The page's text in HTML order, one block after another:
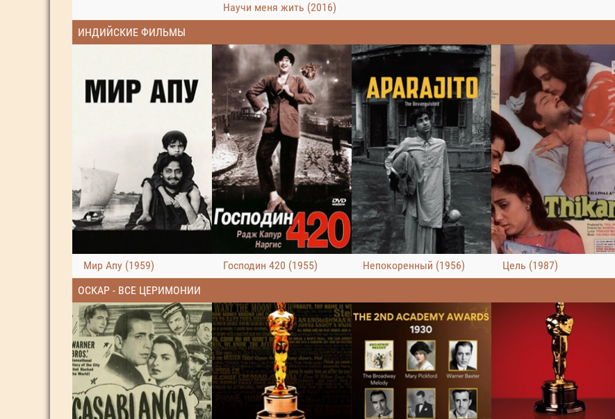
Научи меня жить (2016)
ИНДИЙСКИЕ ФИЛЬМЫ
Мир Апу (1959) Господин 420 (1955) Непокоренный (1956)
Цель (1987)
ОСКАР - ВСЕ ЦЕРИМОНИИ